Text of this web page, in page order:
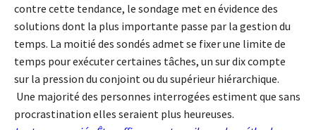
contre cette tendance, le sondage met en évidence des
solutions dont la plus importante passe par la gestion du
temps. La moitié des sondés admet se fixer une limite de
temps pour exécuter certaines tâches, un sur dix compte
sur la pression du conjoint ou du supérieur hiérarchique.
Une majorité des personnes interrogées estiment que sans
procrastination elles seraient plus heureuses.